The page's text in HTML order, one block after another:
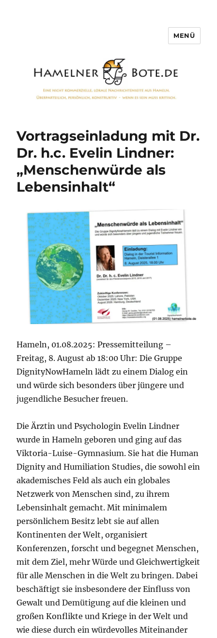
MENÜ
Vortragseinladung mit Dr.
Dr. h.c. Evelin Lindner:
„Menschenwürde als
Lebensinhalt“
Hameln, 01.08.2025: Pressemitteilung –
Freitag, 8. August ab 18:00 Uhr: Die Gruppe
DignityNowHameln lädt zu einem Dialog ein
und würde sich besonders über jüngere und
jugendliche Besucher freuen.
Die Ärztin und Psychologin Evelin Lindner
wurde in Hameln geboren und ging auf das
Viktoria-Luise-Gymnasium. Sie hat die Human
Dignity and Humiliation Studies, die sowohl ein
akademisches Feld als auch ein globales
Netzwerk von Menschen sind, zu ihrem
Lebensinhalt gemacht. Mit minimalem
persönlichem Besitz lebt sie auf allen
Kontinenten der Welt, organisiert
Konferenzen, forscht und begegnet Menschen,
mit dem Ziel, mehr Würde und Gleichwertigkeit
für alle Menschen in die Welt zu bringen. Dabei
beschäftigt sie insbesondere der Einfluss von
Gewalt und Demütigung auf die kleinen und
großen Konflikte und Kriege in der Welt und
wie diese durch ein würdevolles Miteinander